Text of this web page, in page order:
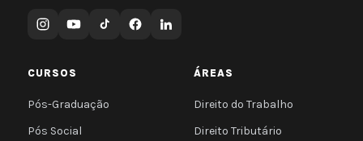
CURSOS
Pós-Graduação
Pós Social
ÁREAS
Direito do Trabalho
Direito Tributário